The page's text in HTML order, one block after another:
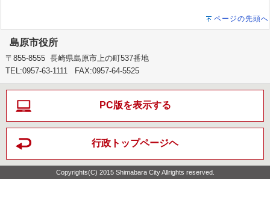
ページの先頭へ
島原市役所
〒855-8555 長崎県島原市上の町537番地
TEL:0957-63-1111 FAX:0957-64-5525
PC版を表示する
行政トップページヘ
Copyrights(C) 2015 Shimabara City Allrights reserved.